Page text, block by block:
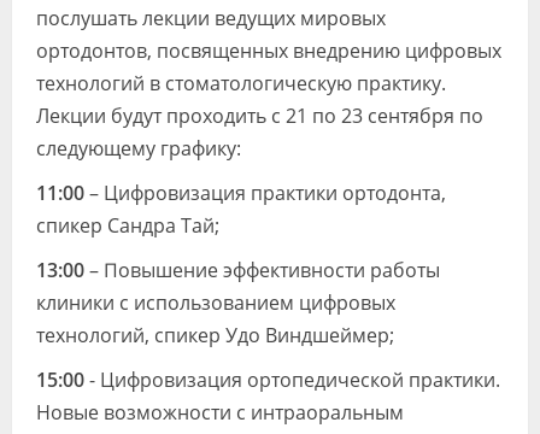
послушать лекции ведущих мировых
ортодонтов, посвященных внедрению цифровых
технологий в стоматологическую практику.
Лекции будут проходить с 21 по 23 сентября по
следующему графику:
11:00– Цифровизация практики ортодонта,
спикер Сандра Тай;
13:00– Повышение эффективности работы
клиники с использованием цифровых
технологий, спикер Удо Виндшеймер;
15:00- Цифровизация ортопедической практики.
Новые возможности с интраоральным